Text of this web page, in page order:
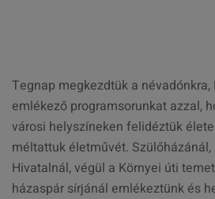
Tegnap megkezdtük a
emlékező programsorunkat azzal,
városi helyszíneken felidéztük
méltattuk életművét.
Hivatalnál, végül a Környei úti
házaspár sírjánál emlékeztünk és